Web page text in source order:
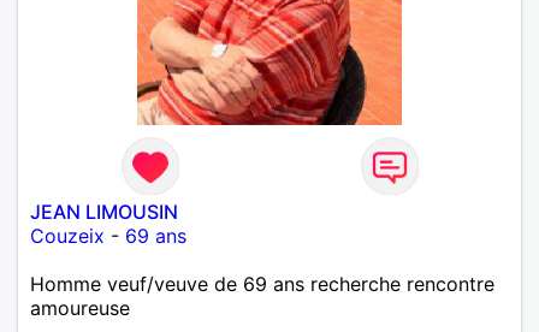
JEAN LIMOUSIN
Couzeix - 69 ans
Homme veuf/veuve de 69 ans recherche rencontre
amoureuse